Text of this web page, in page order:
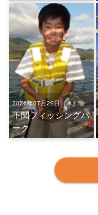
2026年07月29日（水）
下関フィッシングパ
ーク